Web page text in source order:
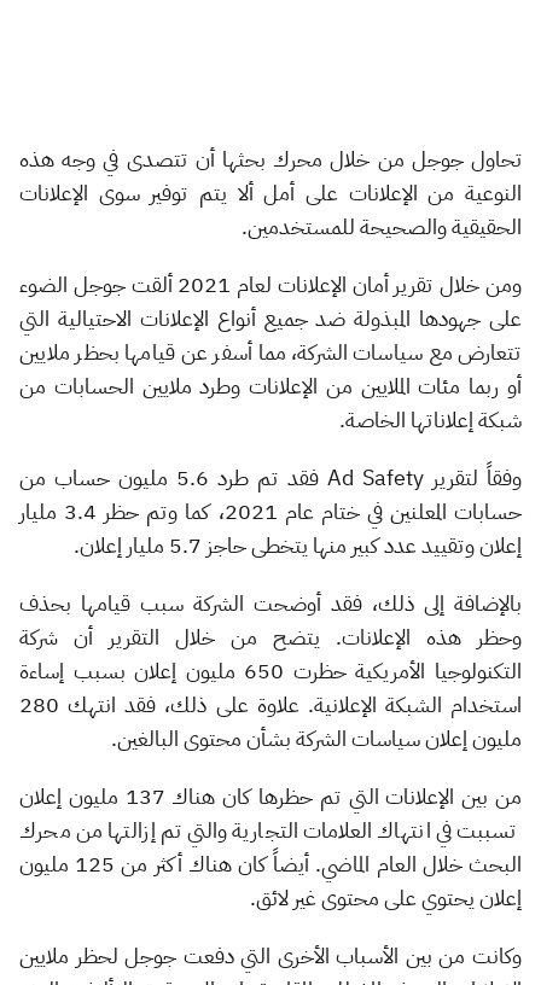
تحاول جوجل من خلال محرك بحثها أن تتصدى في وجه هذه
النوعية من الإعلانات على أمل ألا يتم توفير سوى الإعلانات
الحقيقية والصحيحة للمستخدمين.
ومن خلال تقرير أمان الإعلانات لعام 2021 ألقت جوجل الضوء
على جهودها المبذولة ضد جميع أنواع الإعلانات الاحتيالية التي
تتعارض مع سياسات الشركة، مما أسفر عن قيامها بحظر ملايين
أو ربما مئات الملايين من الإعلانات وطرد ملايين الحسابات من
شبكة إعلاناتها الخاصة.
وفقاً لتقرير Ad Safety فقد تم طرد 5.6 مليون حساب من
حسابات المعلنين في ختام عام 2021، كما وتم حظر 3.4 مليار
إعلان وتقييد عدد كبير منها يتخطى حاجز 5.7 مليار إعلان.
بالإضافة إلى ذلك، فقد أوضحت الشركة سبب قيامها بحذف
وحظر هذه الإعلانات. يتضح من خلال التقرير أن شركة
التكنولوجيا الأمريكية حظرت 650 مليون إعلان بسبب إساءة
استخدام الشبكة الإعلانية. علاوة على ذلك، فقد انتهك 280
مليون إعلان سياسات الشركة بشأن محتوى البالغين.
من بين الإعلانات التي تم حظرها كان هناك 137 مليون إعلان
تسببت في انتهاك العلامات التجارية والتي تم إزالتها من محرك
البحث خلال العام الماضي. أيضاً كان هناك أكثر من 125 مليون
إعلان يحتوي على محتوى غير لائق.
وكانت من بين الأسباب الأخرى التي دفعت جوجل لحظر ملايين